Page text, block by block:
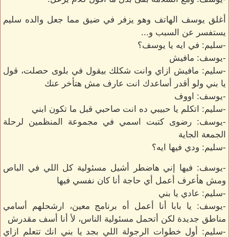
أغلق يوسف الهاتف وهو يزفر في ضيق مما جعل والده سليم
يستفسر عن السبب و...
-سليم: في ايه يا يوسف؟
-يوسف: مافيش
-سليم: مافيش ازاي وانت شكلك بيقول في بلوى حصلت، قول
يا بني ولو أقدر أساعدك انت عارف مش هتأخر عنك
-يوسف: اووف
-سليم: اتكلم يا حبيبي ده انت صاحبي قبل ما تكون ابني
-يوسف: رضوى كتبت اسمي في مجموعة المنظمين لرحلة
الجمعة الجاية
-سليم: ودي فيها ايه؟
-يوسف: فيها إني هاضطر أشيل مسئولية كل اللي في الباص
ومش هأعرف أعمل أي حاجة أنا كان نفسي فيها
-سليم: عادي يا بني
-يوسف: يا بابا أنا أعمل أه برنامج معين، ارشحلهم أسامي
مناطق جديدة لكن أتحمل مسئولية الناس، لأ أنا أسف مقدرش
-سليم: أول خطوات الرجولة اللي بجد يا بني انك تتعلم ازاي